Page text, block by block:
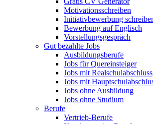
Motivationsschreiben
Initiativbewerbung
Bewerbung auf Englisch
Vorstellungsgespräch
Gut bezahlte Jobs
Ausbildungsberufe
Jobs für Quereinsteiger
Jobs mit Realschulabschluss
Jobs mit
Jobs ohne Ausbildung
Jobs ohne Studium
Berufe
Vertrieb-Berufe